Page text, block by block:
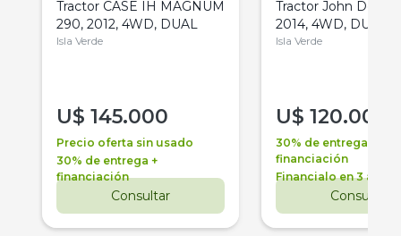
Tractor CASE IH MAGNUM
290, 2012, 4WD, DUAL
Isla Verde
U$ 145.000
Precio oferta sin usado
30% de entrega +
financiación
Consultar
Tractor John Deere
2014, 4WD, DUAL
Isla Verde
U$ 120.000
30% de entrega +
financiación
Financialo en 3 años
Consultar